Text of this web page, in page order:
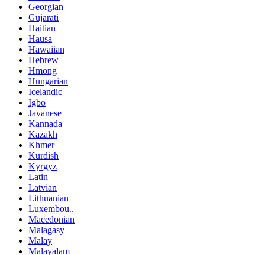
Georgian
Gujarati
Haitian
Hausa
Hawaiian
Hebrew
Hmong
Hungarian
Icelandic
Igbo
Javanese
Kannada
Kazakh
Khmer
Kurdish
Kyrgyz
Latin
Latvian
Lithuanian
Luxembou..
Macedonian
Malagasy
Malay
Malayalam